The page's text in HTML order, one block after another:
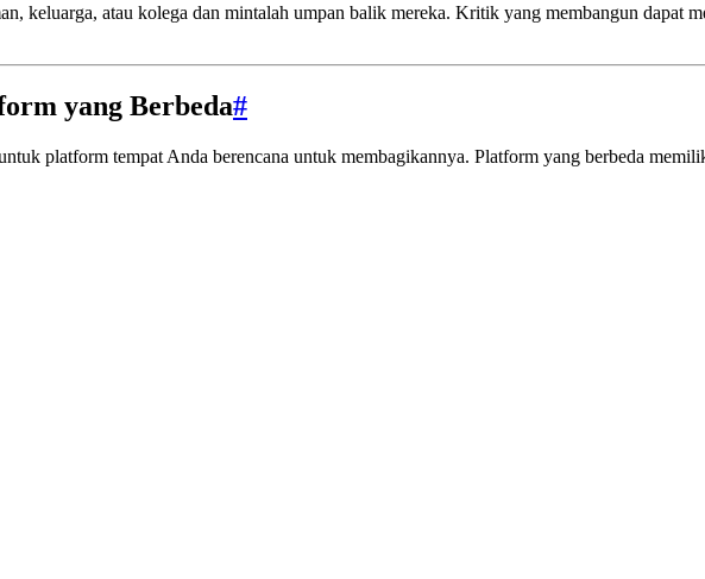
keluarga, atau kolega dan mintalah umpan balik mereka. Kritik yang membangun dapat
yang Berbeda#
platform tempat Anda berencana untuk membagikannya. Platform yang berbeda